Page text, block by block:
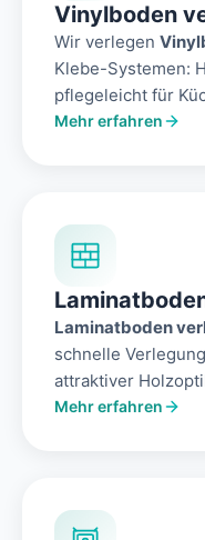
Vinylboden
Wir verlegen
Klebe-Systemen:
pflegeleicht für
Mehr erfahren
Laminatboden
schnelle
attraktiver
Mehr erfahren